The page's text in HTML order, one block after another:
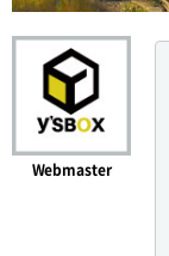
Webmaster